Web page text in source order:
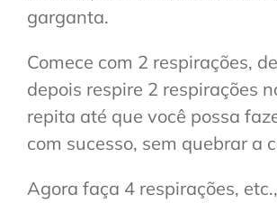
garganta.
Comece com 2 respirações,
depois respire 2 respirações
repita até que você possa
com sucesso, sem quebrar a
Agora faça 4 respirações,